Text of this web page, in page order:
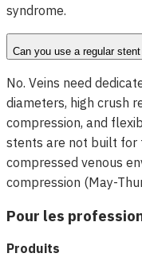
syndrome.
Can you use a regular
No. Veins need
diameters, high crush
compression, and
stents are not built for
compressed venous
compression (May-
Pour les
Produits